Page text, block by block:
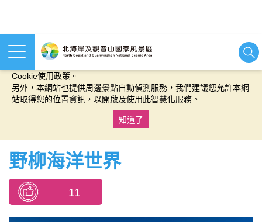
本網站使用cookies等相關技術以持續優化網站服務，並有助於為
Cookie使用政策。
另外，本網站也提供周邊景點自動偵測服務，我們建議您允許本網
站取得您的位置資訊，以開啟及使用此智慧化服務。
知道了
野柳海洋世界
11